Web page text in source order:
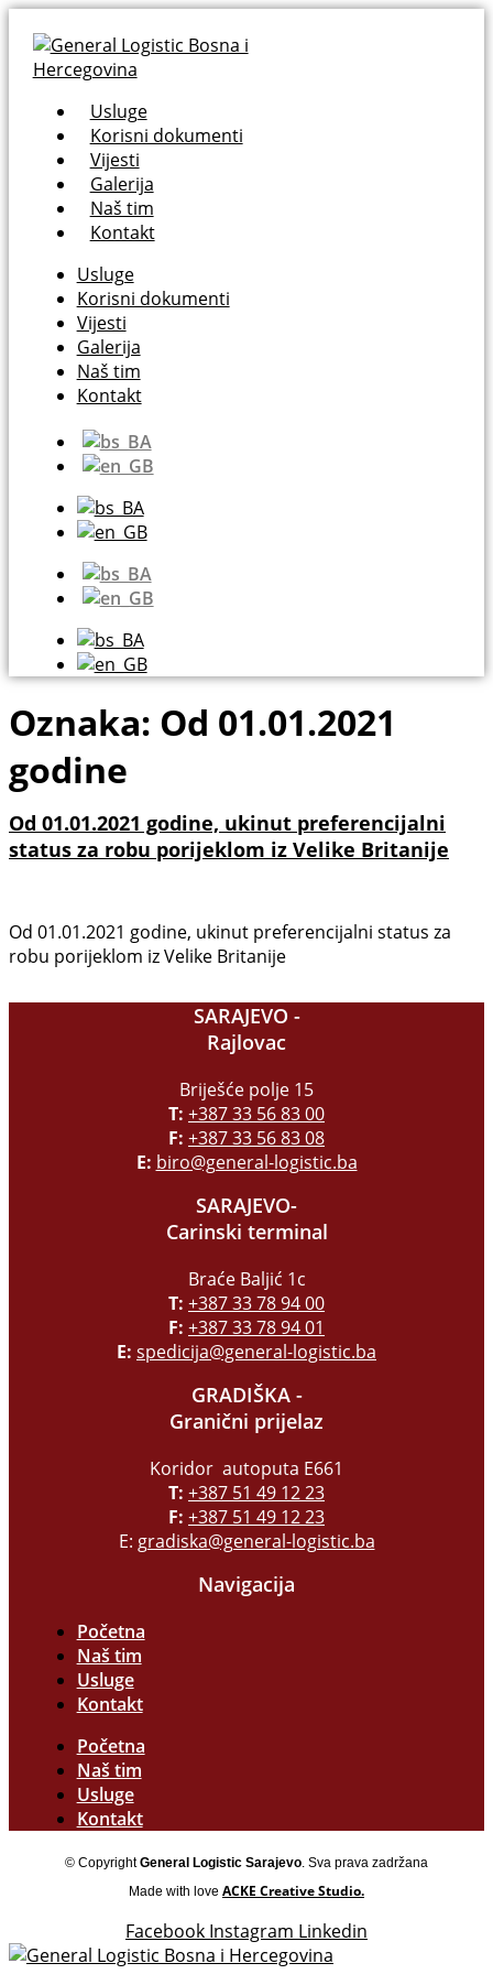
Usluge
Korisni dokumenti
Vijesti
Galerija
Naš tim
Kontakt
Usluge
Korisni dokumenti
Vijesti
Galerija
Naš tim
Kontakt
Oznaka: Od 01.01.2021
godine
Od 01.01.2021 godine, ukinut preferencijalni
status za robu porijeklom iz Velike Britanije
Od 01.01.2021 godine, ukinut preferencijalni status za
robu porijeklom iz Velike Britanije
SARAJEVO -
Rajlovac
Briješće polje 15
T: +387 33 56 83 00
F: +387 33 56 83 08
E: biro@general-logistic.ba
SARAJEVO-
Carinski terminal
Braće Baljić 1c
T: +387 33 78 94 00
F: +387 33 78 94 01
E: spedicija@general-logistic.ba
GRADIŠKA -
Granični prijelaz
Koridor autoputa E661
T: +387 51 49 12 23
F: +387 51 49 12 23
E: gradiska@general-logistic.ba
Navigacija
Početna
Naš tim
Usluge
Kontakt
Početna
Naš tim
Usluge
Kontakt
© CopyrightGeneral Logistic Sarajevo. Sva prava zadržana
Made with love ACKE Creative Studio.
Facebook Instagram Linkedin